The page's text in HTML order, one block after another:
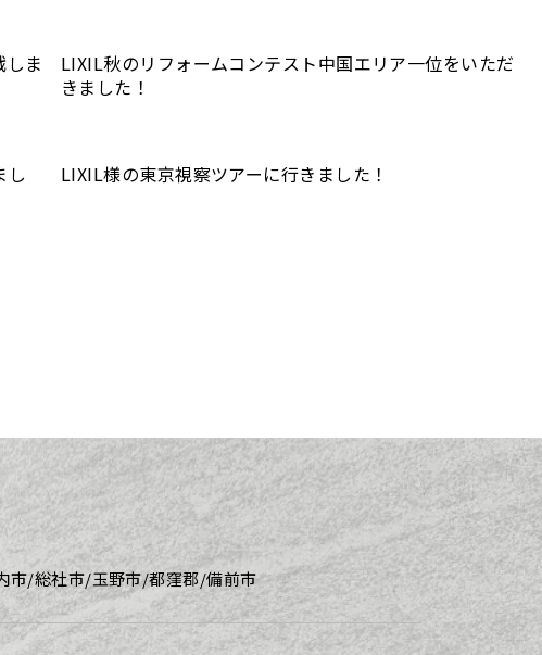
ま
LIXIL秋のリフォームコンテスト中国エリア一位をいただ
きました！
し
LIXIL様の東京視察ツアーに行きました！
市/総社市/玉野市/都窪郡/備前市